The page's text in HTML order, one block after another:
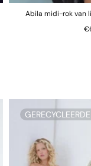
Abila midi-rok van